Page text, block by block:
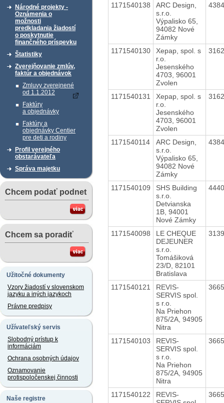
Národné projekty -
Oznámenia o
možnosti
predkladania žiadostí
o poskytnutie
finančného príspevku
Štatistiky
Zverejňovanie zmlúv,
faktúr a objednávok
Zmluvy zverejnené
od 1.1.2012
Faktúry
a objednávky
Faktúry a
objednávky Centier
pre deti a rodiny
Profil verejného
obstarávateľa
Správa majetku
Chcem podať podnet
Chcem sa poradiť
Užitočné dokumenty
Vzory žiadostí v slovenskom
jazyku a iných jazykoch
Právne predpisy
Užívateľský servis
Slobodný prístup k
informáciám
Ochrana osobných údajov
Oznamovanie
protispoločenskej činnosti
Naše registre
1171540138
ARC Design,
s.r.o.
Výpalisko 65,
94082 Nové
Zámky
1171540130
Xepap, spol. s
r.o.
Jesenského
4703, 96001
Zvolen
1171540131
Xepap, spol. s
r.o.
Jesenského
4703, 96001
Zvolen
1171540114
ARC Design,
s.r.o.
Výpalisko 65,
94082 Nové
Zámky
1171540109
SHS Building
s.r.o.
Detvianska
1B, 94001
Nové Zámky
1171540098
LE CHEQUE
DEJEUNER
s.r.o.
Tomášiková
23/D, 82101
Bratislava
1171540121
REVIS-
SERVIS spol.
s r.o.
Na Priehon
875/2A, 94905
Nitra
1171540103
REVIS-
SERVIS spol.
s r.o.
Na Priehon
875/2A, 94905
Nitra
1171540122
REVIS-